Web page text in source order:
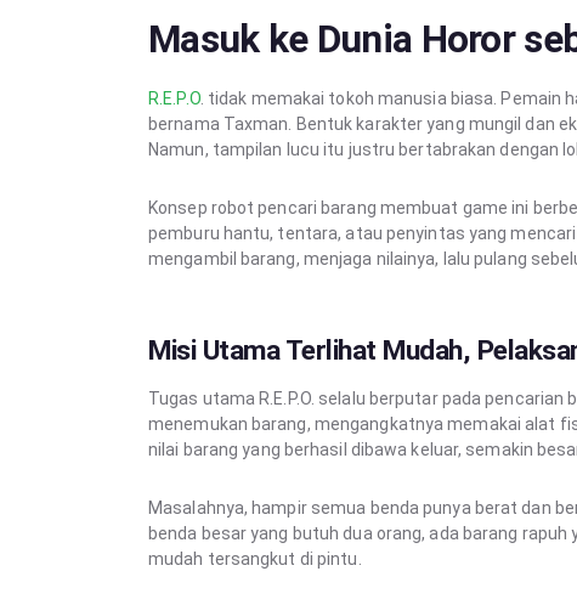
Masuk ke Dunia Horor
R.E.P.O. tidak memakai tokoh manusia biasa. Pemain
bernama Taxman. Bentuk karakter yang mungil dan
Namun, tampilan lucu itu justru bertabrakan dengan
Konsep robot pencari barang membuat game ini
pemburu hantu, tentara, atau penyintas yang
mengambil barang, menjaga nilainya, lalu pulang
Misi Utama Terlihat Mudah,
Tugas utama R.E.P.O. selalu berputar pada
menemukan barang, mengangkatnya memakai alat
nilai barang yang berhasil dibawa keluar, semakin
Masalahnya, hampir semua benda punya berat dan
benda besar yang butuh dua orang, ada barang
mudah tersangkut di pintu.